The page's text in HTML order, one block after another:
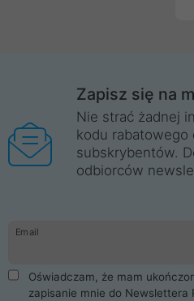
Zapisz się na
Nie strać żadnej
kodu rabatowego
subskrybentów.
odbiorców
Email
Oświadczam, że mam
zapisanie mnie do Newslettera